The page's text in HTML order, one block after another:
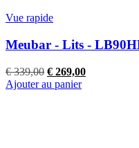
Vue rapide
Meubar - Lits -
€339,00 Le
prix
€ 269,00Le
Ajouter au panier